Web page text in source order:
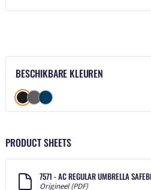
BESCHIKBARE KLEUREN
PRODUCT SHEETS
7571 - AC REGULAR UMBRELLA
Origineel (PDF)